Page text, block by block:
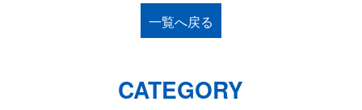
一覧へ戻る
CATEGORY